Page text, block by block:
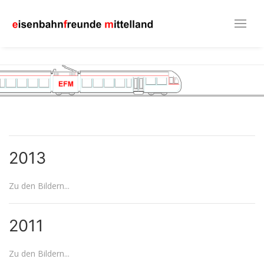
2013
Zu den Bildern...
2011
Zu den Bildern...